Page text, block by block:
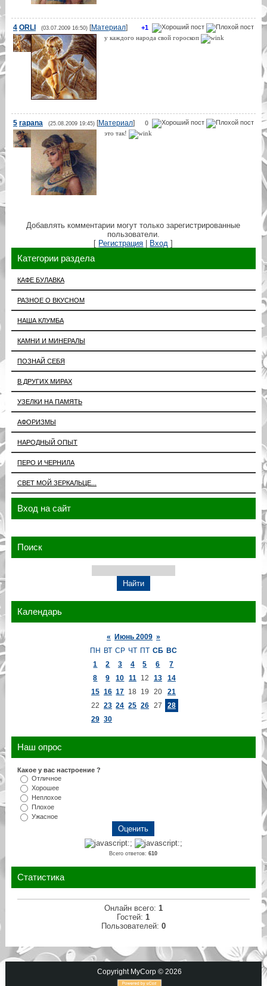
+1
4 ORLI (03.07.2009 16:50)[Материал]
у каждого народа свой гороскоп
0
5 rapana (25.08.2009 19:45)[Материал]
это так!
Добавлять комментарии могут только зарегистрированные
пользователи.
[ Регистрация | Вход ]
Категории раздела
КАФЕ БУЛАВКА
РАЗНОЕ О ВКУСНОМ
НАША КЛУМБА
КАМНИ И МИНЕРАЛЫ
ПОЗНАЙ СЕБЯ
В ДРУГИХ МИРАХ
УЗЕЛКИ НА ПАМЯТЬ
АФОРИЗМЫ
НАРОДНЫЙ ОПЫТ
ПЕРО И ЧЕРНИЛА
СВЕТ МОЙ ЗЕРКАЛЬЦЕ...
Вход на сайт
Поиск
Календарь
« Июнь 2009 »
ПН ВТ СР ЧТ ПТ СБ ВС
1
2 3 4 5 6
7
8
9 10 11 12 13
14
15 16 17 18 19 20
21
22 23 24 25 26 27
28
29 30
Наш опрос
Какое у вас настроение ?
Отличное
Хорошее
Неплохое
Плохое
Ужасное
Всего ответов:610
Статистика
Онлайн всего: 1
Гостей: 1
Пользователей: 0
Copyright MyCorp © 2026